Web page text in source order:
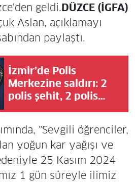
geldi.DÜZCE (İGFA)
Aslan, açıklamayı
paylaştı.
İzmir’de Polis
Merkezine saldırı: 2
polis şehit, 2 polis
"Sevgili öğrenciler,
yoğun kar yağışı ve
25 Kasım 2024
1 gün süreyle ilimiz